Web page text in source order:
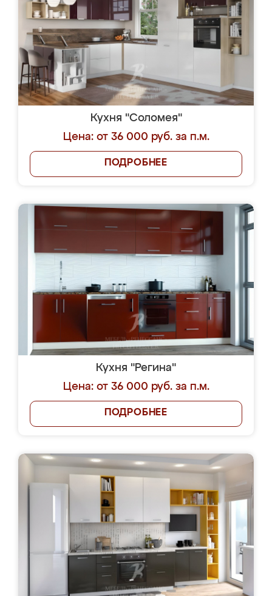
Кухня "Соломея"
Цена: от 36 000 руб. за п.м.
ПОДРОБНЕЕ
Кухня "Регина"
Цена: от 36 000 руб. за п.м.
ПОДРОБНЕЕ